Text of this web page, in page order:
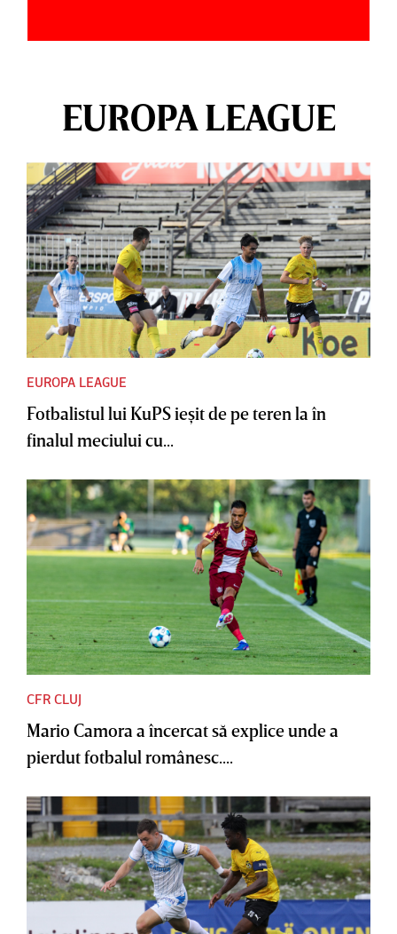
EUROPA LEAGUE
EUROPA LEAGUE
Fotbalistul lui KuPS ieşit de pe teren la în
finalul meciului cu...
CFR CLUJ
Mario Camora a încercat să explice unde a
pierdut fotbalul românesc....